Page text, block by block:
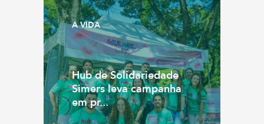
A VIDA
Hub de Solidariedade
Simers leva campanha
em pr...